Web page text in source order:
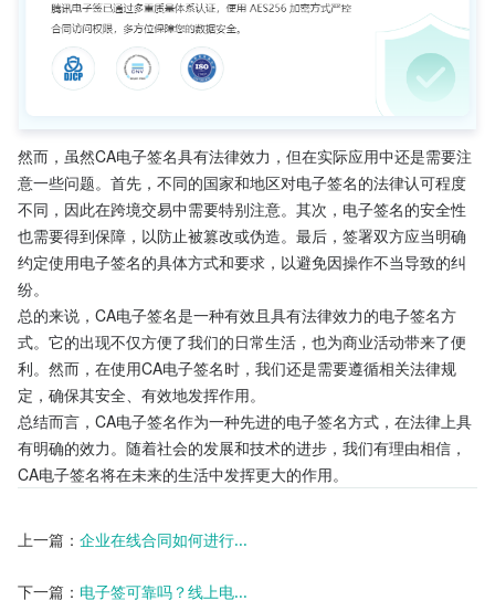
然而，虽然CA电子签名具有法律效力，但在实际应用中还是需要注
意一些问题。首先，不同的国家和地区对电子签名的法律认可程度
不同，因此在跨境交易中需要特别注意。其次，电子签名的安全性
也需要得到保障，以防止被篡改或伪造。最后，签署双方应当明确
约定使用电子签名的具体方式和要求，以避免因操作不当导致的纠
纷。
总的来说，CA电子签名是一种有效且具有法律效力的电子签名方
式。它的出现不仅方便了我们的日常生活，也为商业活动带来了便
利。然而，在使用CA电子签名时，我们还是需要遵循相关法律规
定，确保其安全、有效地发挥作用。
总结而言，CA电子签名作为一种先进的电子签名方式，在法律上具
有明确的效力。随着社会的发展和技术的进步，我们有理由相信，
CA电子签名将在未来的生活中发挥更大的作用。
上一篇： 企业在线合同如何进行...
下一篇： 电子签可靠吗？线上电...